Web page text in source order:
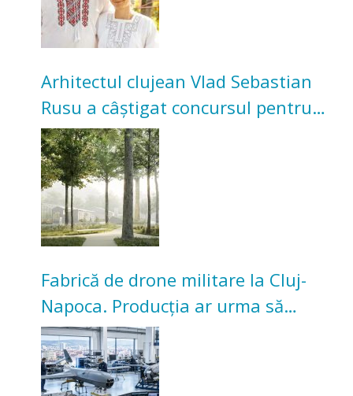
Arhitectul clujean Vlad Sebastian
Rusu a câștigat concursul pentru
transformarea Grădinii Casei
Universitarilor
Fabrică de drone militare la Cluj-
Napoca. Producția ar urma să
înceapă în toamna acestui an